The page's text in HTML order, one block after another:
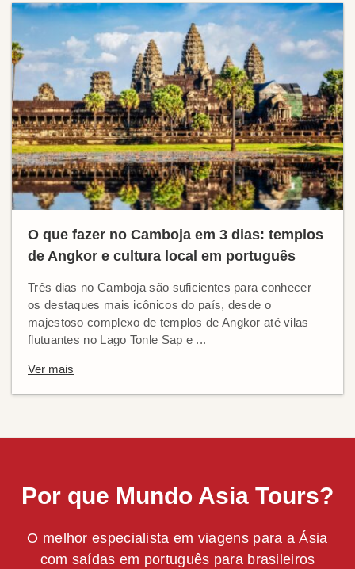
O que fazer no Camboja em 3 dias: templos
de Angkor e cultura local em português
Três dias no Camboja são suficientes para conhecer
os destaques mais icônicos do país, desde o
majestoso complexo de templos de Angkor até vilas
flutuantes no Lago Tonle Sap e ...
Ver mais
Por que Mundo Asia Tours?
O melhor especialista em viagens para a Ásia
com saídas em português para brasileiros